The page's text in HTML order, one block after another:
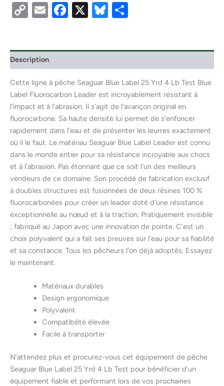
CopyEmailFacebook
X Bluesky
Description
Cette ligne à pêche Seaguar Blue Label 25 Yrd 4 Lb Test Blue
Label Fluorocarbon Leader est incroyablement résistant à
l’impact et à l’abrasion. Il s’agit de l’avançon original en
fluorocarbone. Sa haute densité lui permet de s’enfoncer
rapidement dans l’eau et de présenter les leurres exactement
où il le faut. Le matériau Seaguar Blue Label Leader est connu
dans le monde entier pour sa résistance incroyable aux chocs
et à l’abrasion. Pas étonnant que ce soit l’un des meilleurs
vendeurs de ce domaine. Son procédé de fabrication exclusif
à doubles structures est fusionnées de deux résines 100 %
fluorocarbonées pour créer un leader doté d’une résistance
exceptionnelle au nœud et à la traction. Pratiquement invisible
; fabriqué au Japon avec une innovation de pointe. C’est un
choix polyvalent qui a fait ses preuves sur l’eau pour sa fiabilité
et sa constance. Tous les pêcheurs l’on déjà adoptés. Essayez
le maintenant.
Matériaux durables
Design ergonomique
Polyvalent
Compatibilité élevée
Facile à transporter
N’attendez plus et procurez-vous cet équipement de pêche
Seaguar Blue Label 25 Yrd 4 Lb Test pour bénéficier d’un
équipement fiable et performant lors de vos prochaines